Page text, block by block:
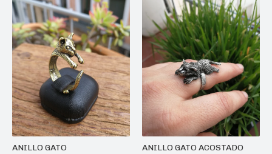
ANILLO GATO ANILLO GATO ACOSTADO